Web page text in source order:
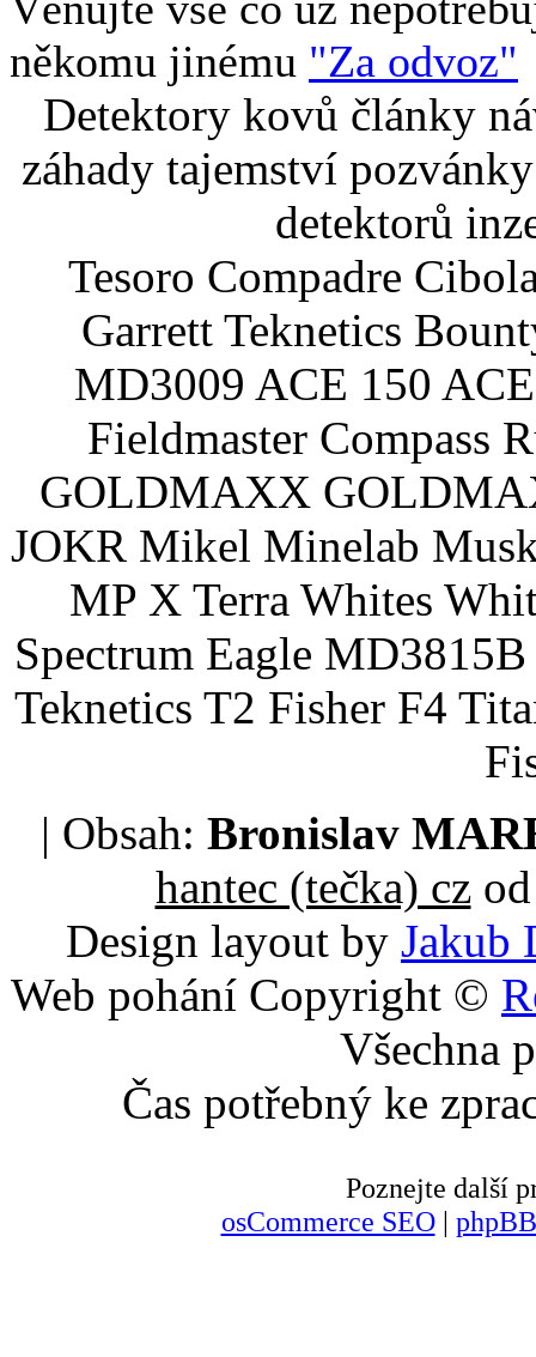
někomu jinému "Za odvoz"
Detektory kovů články
záhady tajemství
detektorů
Tesoro Compadre
Garrett Teknetics
MD3009 ACE 150
Fieldmaster Compass
GOLDMAXX
JOKR Mikel Minelab
MP X Terra Whites
Spectrum Eagle
Teknetics T2 Fisher F4
| Obsah: Bronislav
hantec (tečka) czod
Design layout by Jakub
Web pohání Copyright ©
Všechna
Čas potřebný ke
Poznejte další
osCommerce SEO|